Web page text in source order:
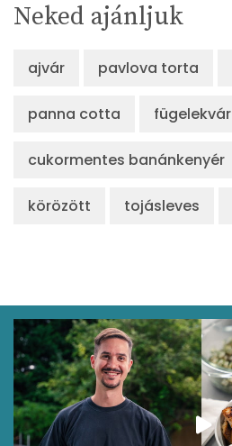
Neked ajánljuk
ajvár pavlova torta
panna cotta fügelekvár
cukormentes banánkenyér
körözött tojásleves